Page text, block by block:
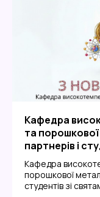
Кафедра
та порошкової
партнерів і
Кафедра
порошкової
студентів зі